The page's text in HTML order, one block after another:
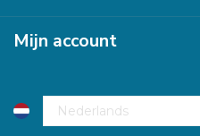
Mijn account